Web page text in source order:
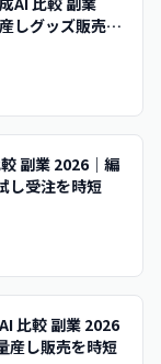
しグッズ販売を
副業 2026｜編
し受注を時短
比較 副業 2026
産し販売を時短